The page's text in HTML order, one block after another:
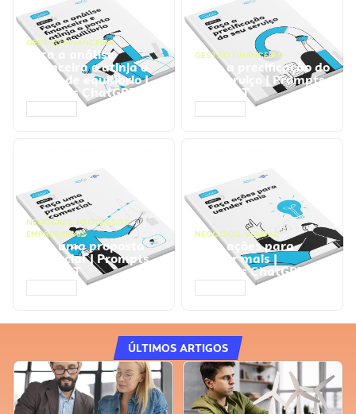
GESTÃO FINANCEIRA
Faça a análise
financeira e atinja o
ponto de equilíbrio |
Prompts ChatGPT
GESTÃO FINANCEIRA
Faça a precificação do
seu serviço | Prompts
ChatGPT
NEGÓCIOS, PROCESSOS
EMPRESARIAIS
Faça uma proposta
comercial | Prompts
ChatGPT
NEGÓCIOS, VENDAS
Faça ações para
vender mais |
Prompts ChatGPT
ÚLTIMOS ARTIGOS